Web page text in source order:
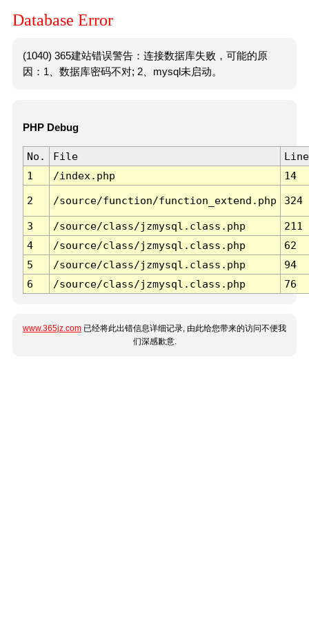
Database Error
(1040) 365建站错误警告：连接数据库失败，可能的原
因：1、数据库密码不对; 2、mysql未启动。
PHP Debug
No. File
Line
1
/index.php 14
2 /source/function/function_extend.php 324
3 /source/class/jzmysql.class.php
211
4
/source/class/jzmysql.class.php
62
5
/source/class/jzmysql.class.php
94
6
/source/class/jzmysql.class.php 76
www.365jz.com 已经将此出错信息详细记录, 由此给您带来的访问不便我
们深感歉意.